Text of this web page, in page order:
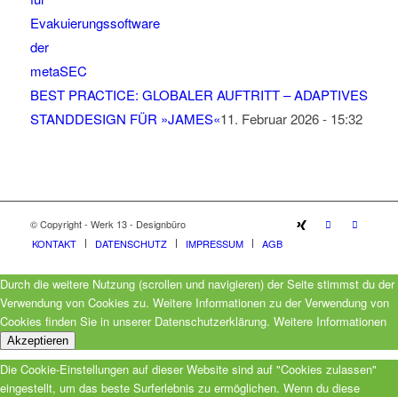
BEST PRACTICE: GLOBALER AUFTRITT – ADAPTIVES
STANDDESIGN FÜR »JAMES«11. Februar 2026 - 15:32
© Copyright - Werk 13 - Designbüro
KONTAKT
DATENSCHUTZ IMPRESSUM AGB
Durch die weitere Nutzung (scrollen und navigieren) der Seite stimmst du der
Verwendung von Cookies zu. Weitere Informationen zu der Verwendung von
Cookies finden Sie in unserer Datenschutzerklärung. Weitere Informationen
Akzeptieren
Die Cookie-Einstellungen auf dieser Website sind auf "Cookies zulassen"
eingestellt, um das beste Surferlebnis zu ermöglichen. Wenn du diese